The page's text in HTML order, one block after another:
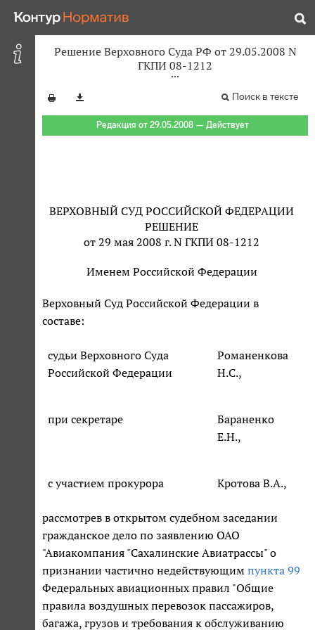
Решение Верховного Суда РФ от 29.05.2008 N
ГКПИ 08-1212
Поиск в тексте
Редакция от 29.05.2008 — Действует
ВЕРХОВНЫЙ СУД РОССИЙСКОЙ ФЕДЕРАЦИИ
РЕШЕНИЕ
от 29 мая 2008 г. N ГКПИ 08-1212
Именем Российской Федерации
Верховный Суд Российской Федерации в
составе:
судьи Верховного Суда
Российской Федерации
Романенкова
Н.С.,
при секретаре
Бараненко
Е.Н.,
с участием прокурора Кротова В.А.,
рассмотрев в открытом судебном заседании
гражданское дело по заявлению ОАО
"Авиакомпания "Сахалинские Авиатрассы" о
признании частично недействующим пункта 99
Федеральных авиационных правил "Общие
правила воздушных перевозок пассажиров,
багажа, грузов и требования к обслуживанию